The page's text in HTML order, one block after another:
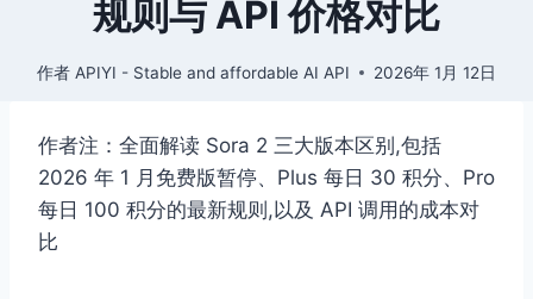
规则与 API 价格对比
作者 APIYI - Stable and affordable AI API 2026年 1月 12日
作者注：全面解读 Sora 2 三大版本区别,包括
2026 年 1 月免费版暂停、Plus 每日 30 积分、Pro
每日 100 积分的最新规则,以及 API 调用的成本对
比